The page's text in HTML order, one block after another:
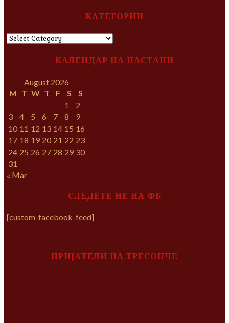
КАТЕГОРИИ
КАТЕГОРИИ
КАЛЕНДАР НА НАСТАНИ
August 2026
M T W T F S
S
1
2
3
4 5 6 7 8
9
10 11 12 13 14 15 16
17 18 19 20 21 22 23
24 25 26 27 28 29 30
31
« Mar
СЛЕДЕТЕ НЕ НА ФБ
[custom-facebook-feed]
ПРИЈАТЕЛИ НА ТРЕСОНЧЕ